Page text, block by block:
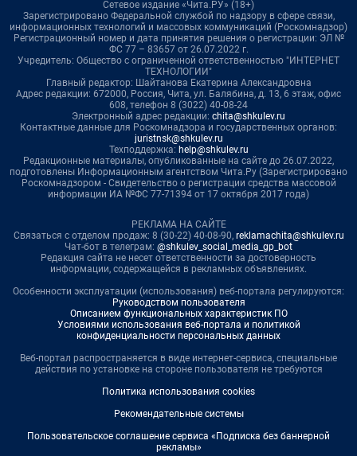
Сетевое издание «Чита.РУ» (18+)
Зарегистрировано Федеральной службой по надзору в сфере связи,
информационных технологий и массовых коммуникаций (Роскомнадзор)
Регистрационный номер и дата принятия решения о регистрации: ЭЛ №
ФС 77 – 83657 от 26.07.2022 г.
Учредитель: Общество с ограниченной ответственностью "ИНТЕРНЕТ
ТЕХНОЛОГИИ"
Главный редактор: Шайтанова Екатерина Александровна
Адрес редакции: 672000, Россия, Чита, ул. Балябина, д. 13, 6 этаж, офис
608, телефон 8 (3022) 40-08-24
Электронный адрес редакции: chita@shkulev.ru
Контактные данные для Роскомнадзора и государственных органов:
juristnsk@shkulev.ru
Техподдержка: help@shkulev.ru
Редакционные материалы, опубликованные на сайте до 26.07.2022,
подготовлены Информационным агентством Чита.Ру (Зарегистрировано
Роскомнадзором - Свидетельство о регистрации средства массовой
информации ИА №ФС 77-71394 от 17 октября 2017 года)
РЕКЛАМА НА САЙТЕ
Связаться с отделом продаж: 8 (30-22) 40-08-90, reklamachita@shkulev.ru
Чат-бот в телеграм: @shkulev_social_media_gp_bot
Редакция сайта не несет ответственности за достоверность
информации, содержащейся в рекламных объявлениях.
Особенности эксплуатации (использования) веб-портала регулируются:
Руководством пользователя
Описанием функциональных характеристик ПО
Условиями использования веб-портала и политикой
конфиденциальности персональных данных
Веб-портал распространяется в виде интернет-сервиса, специальные
действия по установке на стороне пользователя не требуются
Политика использования cookies
Рекомендательные системы
Пользовательское соглашение сервиса «Подписка без баннерной
рекламы»